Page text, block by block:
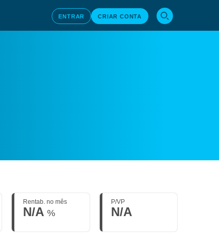
ENTRAR CRIAR CONTA
Rentab. no mês
N/A%
P/VP
N/A